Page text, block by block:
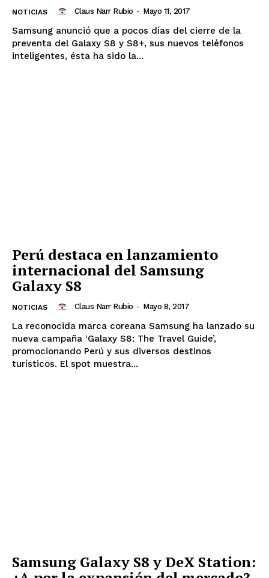
NOTICIAS Claus Narr Rubio - Mayo 11, 2017
Samsung anunció que a pocos días del cierre de la
preventa del Galaxy S8 y S8+, sus nuevos teléfonos
inteligentes, ésta ha sido la...
Perú destaca en lanzamiento
internacional del Samsung
Galaxy S8
NOTICIAS Claus Narr Rubio - Mayo 8, 2017
La reconocida marca coreana Samsung ha lanzado su
nueva campaña ‘Galaxy S8: The Travel Guide’,
promocionando Perú y sus diversos destinos
turísticos. El spot muestra...
Samsung Galaxy S8 y DeX Station: